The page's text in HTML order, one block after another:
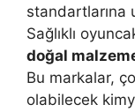
standartlarına
Sağlıklı
doğal
Bu markalar,
olabilecek